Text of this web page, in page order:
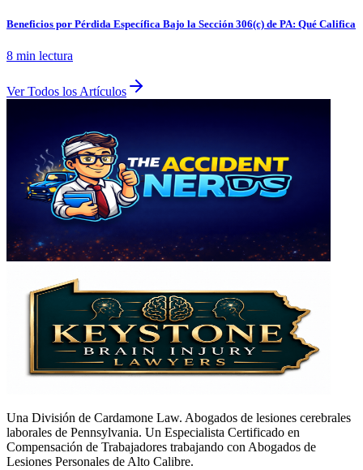
Beneficios por Pérdida Específica Bajo la Sección 306(c) de PA: Qué Califica
8 min lectura
Ver Todos los Artículos
Una División de Cardamone Law. Abogados de lesiones cerebrales
laborales de Pennsylvania. Un Especialista Certificado en
Compensación de Trabajadores trabajando con Abogados de
Lesiones Personales de Alto Calibre.